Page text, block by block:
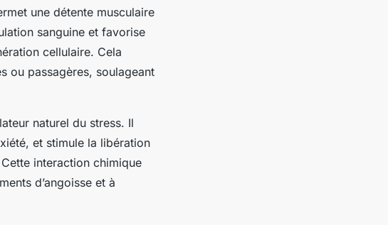
une détente musculaire
sanguine et favorise
cellulaire. Cela
ou passagères, soulageant
naturel du stress. Il
et stimule la libération
interaction chimique
d’angoisse et à